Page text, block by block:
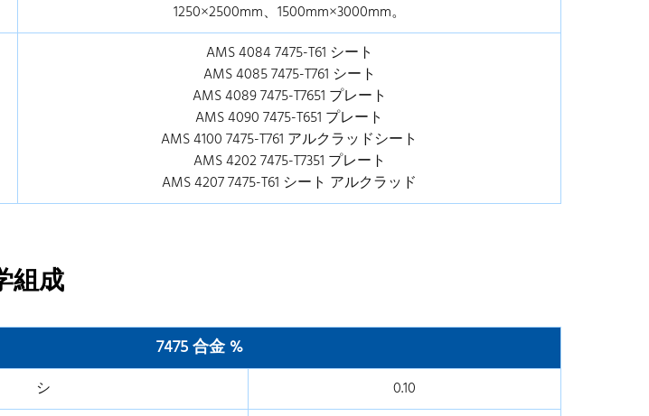
1250×2500mm、1500mm×3000mm。
AMS 4084 7475-T61 シート
AMS 4085 7475-T761 シート
AMS 4089 7475-T7651 プレート
AMS 4090 7475-T651 プレート
AMS 4100 7475-T761 アルクラッドシート
AMS 4202 7475-T7351 プレート
AMS 4207 7475-T61 シート アルクラッド
組成
7475 合金 %
シ
0.10